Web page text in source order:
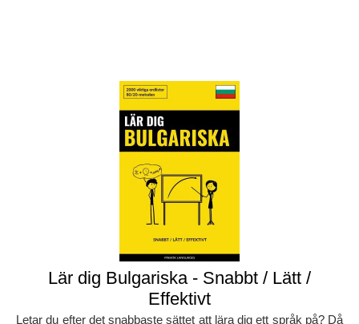
Lär dig Bulgariska - Snabbt / Lätt /
Effektivt
Letar du efter det snabbaste sättet att lära dig ett språk på? Då